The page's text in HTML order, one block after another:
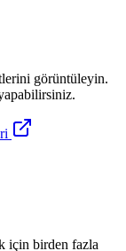
görüntüleyin.
için birden fazla